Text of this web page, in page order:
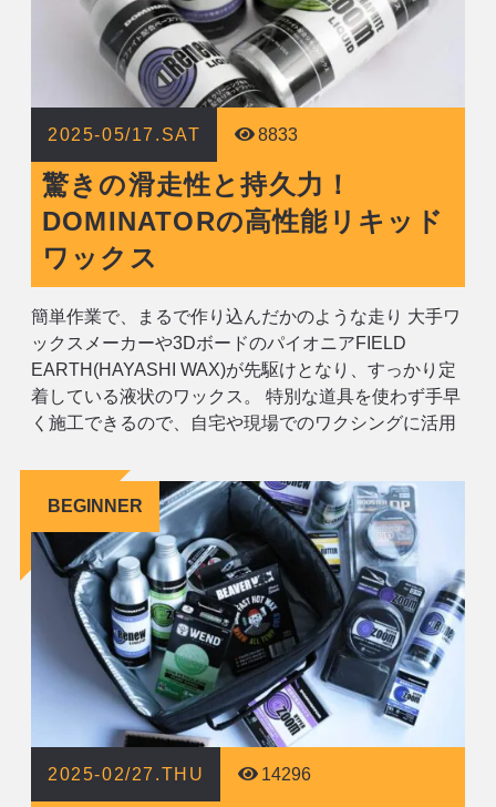
2025-05/17.SAT 8833
驚きの滑走性と持久力！
DOMINATORの高性能リキッド
ワックス
簡単作業で、まるで作り込んだかのような走り 大手ワ
ックスメーカーや3DボードのパイオニアFIELD
EARTH(HAYASHI WAX)が先駆けとなり、すっかり定
着している液状のワックス。 特別な道具を使わず手早
く施工できるので、自宅や現場でのワクシングに活用
からしばし遅れて、2024年秋。ついにDOMINATORか
ら待望のリキ
BEGINNER
2025-02/27.THU 14296